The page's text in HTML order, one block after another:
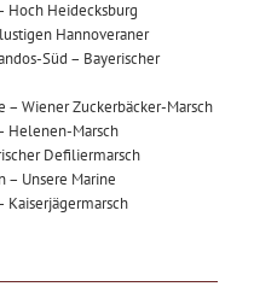
Hoch Heidecksburg
Hannoveraner
Süd – Bayerischer
Wiener Zuckerbäcker-Marsch
Helenen-Marsch
Defiliermarsch
– Unsere Marine
Kaiserjägermarsch